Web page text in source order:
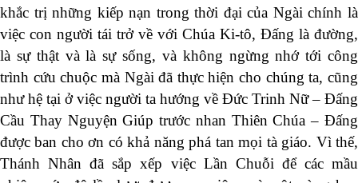
khắc trị những kiếp nạn trong thời đại của Ngài chính là
việc con người tái trở về với Chúa Ki-tô, Đấng là đường,
là sự thật và là sự sống, và không ngừng nhớ tới công
trình cứu chuộc mà Ngài đã thực hiện cho chúng ta, cũng
như hệ tại ở việc người ta hướng về Đức Trinh Nữ – Đấng
Cầu Thay Nguyện Giúp trước nhan Thiên Chúa – Đấng
được ban cho ơn có khả năng phá tan mọi tà giáo. Vì thế,
Thánh Nhân đã sắp xếp việc Lần Chuỗi để các mầu